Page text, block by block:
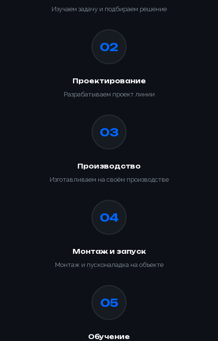
Изучаем задачу и подбираем решение
02
Проектирование
Разрабатываем проект линии
03
Производство
Изготавливаем на своём производстве
04
Монтаж и запуск
Монтаж и пусконаладка на объекте
05
Обучение